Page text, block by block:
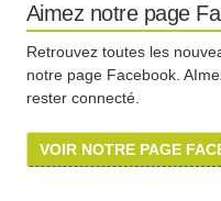
Aimez notre page
Retrouvez toutes les
notre page Facebook.
rester connecté.
VOIR NOTRE PAGE